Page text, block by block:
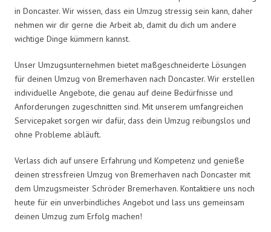
in Doncaster. Wir wissen, dass ein Umzug stressig sein kann, daher
nehmen wir dir gerne die Arbeit ab, damit du dich um andere
wichtige Dinge kümmern kannst.
Unser Umzugsunternehmen bietet maßgeschneiderte Lösungen
für deinen Umzug von Bremerhaven nach Doncaster. Wir erstellen
individuelle Angebote, die genau auf deine Bedürfnisse und
Anforderungen zugeschnitten sind. Mit unserem umfangreichen
Servicepaket sorgen wir dafür, dass dein Umzug reibungslos und
ohne Probleme abläuft.
Verlass dich auf unsere Erfahrung und Kompetenz und genieße
deinen stressfreien Umzug von Bremerhaven nach Doncaster mit
dem Umzugsmeister Schröder Bremerhaven. Kontaktiere uns noch
heute für ein unverbindliches Angebot und lass uns gemeinsam
deinen Umzug zum Erfolg machen!